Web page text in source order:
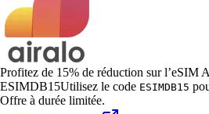
Profitez de 15% de réduction sur l’eSIM
ESIMDB15Utilisez le code ESIMDB15
Offre à durée limitée.